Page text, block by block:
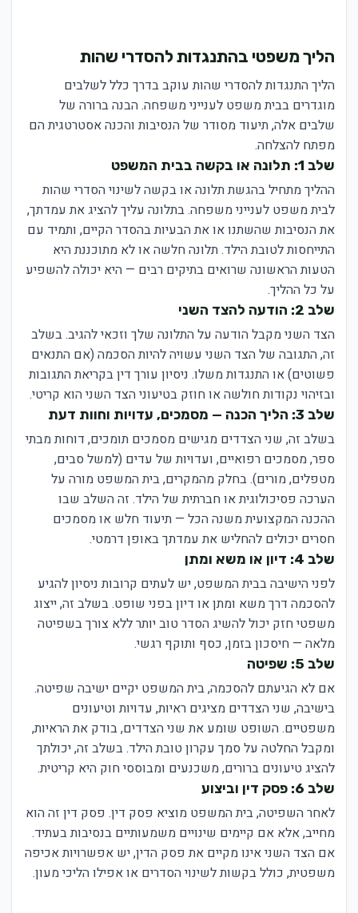
הליך משפטי בהתנגדות להסדרי שהות
הליך התנגדות להסדרי שהות עוקב בדרך כלל לשלבים
מוגדרים בבית משפט לענייני משפחה. הבנה ברורה של
שלבים אלה, תיעוד מסודר של הנסיבות והכנה אסטרטגית הם
מפתח להצלחה.
שלב 1: תלונה או בקשה בבית המשפט
ההליך מתחיל בהגשת תלונה או בקשה לשינוי הסדרי שהות
לבית משפט לענייני משפחה. בתלונה עליך להציג את עמדתך,
את הנסיבות שהשתנו או את הבעיות בהסדר הקיים, ותמיד עם
התייחסות לטובת הילד. תלונה חלשה או לא מתוכננת היא
הטעות הראשונה שרואים בתיקים רבים — היא יכולה להשפיע
על כל ההליך.
שלב 2: הודעה להצד השני
הצד השני מקבל הודעה על התלונה שלך וזכאי להגיב. בשלב
זה, התגובה של הצד השני עשויה להיות הסכמה (אם התנאים
פשוטים) או התנגדות משלו. ניסיון עורך דין בקריאת התגובות
ובזיהוי נקודות חולשה או חוזק בטיעוני הצד השני הוא קריטי.
שלב 3: הליך הכנה — מסמכים, עדויות וחוות דעת
בשלב זה, שני הצדדים מגישים מסמכים תומכים, דוחות מבתי
ספר, מסמכים רפואיים, ועדויות של עדים (למשל סבים,
מטפלים, מורים). בחלק מהמקרים, בית המשפט מורה על
הערכה פסיכולוגית או חברתית של הילד. זה השלב שבו
ההכנה המקצועית משנה הכל — תיעוד חלש או מסמכים
חסרים יכולים להחליש את עמדתך באופן דרמטי.
שלב 4: דיון או משא ומתן
לפני הישיבה בבית המשפט, יש לעתים קרובות ניסיון להגיע
להסכמה דרך משא ומתן או דיון בפני שופט. בשלב זה, ייצוג
משפטי חזק יכול להשיג הסדר טוב יותר ללא צורך בשפיטה
מלאה — חיסכון בזמן, כסף ותוקף רגשי.
שלב 5: שפיטה
אם לא הגיעתם להסכמה, בית המשפט יקיים ישיבה שפיטה.
בישיבה, שני הצדדים מציגים ראיות, עדויות וטיעונים
משפטיים. השופט שומע את שני הצדדים, בודק את הראיות,
ומקבל החלטה על סמך עקרון טובת הילד. בשלב זה, יכולתך
להציג טיעונים ברורים, משכנעים ומבוססי חוק היא קריטית.
שלב 6: פסק דין וביצוע
לאחר השפיטה, בית המשפט מוציא פסק דין. פסק דין זה הוא
מחייב, אלא אם קיימים שינויים משמעותיים בנסיבות בעתיד.
אם הצד השני אינו מקיים את פסק הדין, יש אפשרויות אכיפה
משפטית, כולל בקשות לשינוי הסדרים או אפילו הליכי מעון.